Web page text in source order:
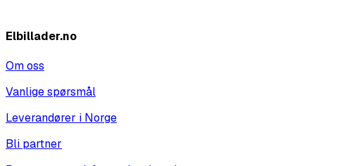
Elbillader.no
Om oss
Vanlige spørsmål
Leverandører i Norge
Bli partner